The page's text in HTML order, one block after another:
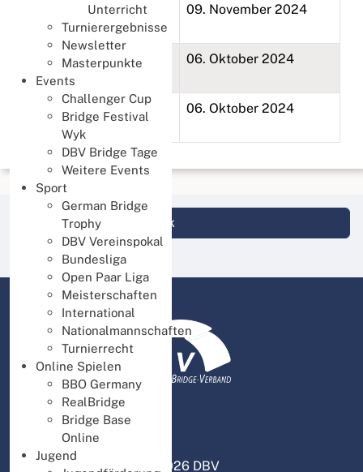
Unterricht
Turnierergebnisse
Newsletter
Masterpunkte
Events
Challenger Cup
Bridge Festival
Wyk
DBV Bridge Tage
Weitere Events
Sport
German Bridge
Trophy
DBV Vereinspokal
Bundesliga
Open Paar Liga
Meisterschaften
International
Nationalmannschaften
Turnierrecht
Online Spielen
BBO Germany
RealBridge
Bridge Base
Online
Jugend
Open Paar Bundesliga
2024
09. November 2024
Open Paar Regionalliga
Nord 2024
06. Oktober 2024
Open Paar Regionalliga
Süd 2024
06. Oktober 2024
Login DBV Datenbank
© 2026 DBV